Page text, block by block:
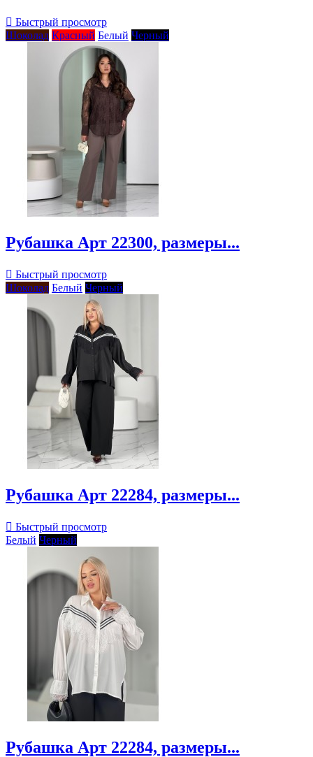
 Быстрый просмотр
Шоколад Красный Белый Черный
Рубашка Арт 22300, размеры...
 Быстрый просмотр
Шоколад Белый Черный
Рубашка Арт 22284, размеры...
 Быстрый просмотр
Белый Черный
Рубашка Арт 22284, размеры...